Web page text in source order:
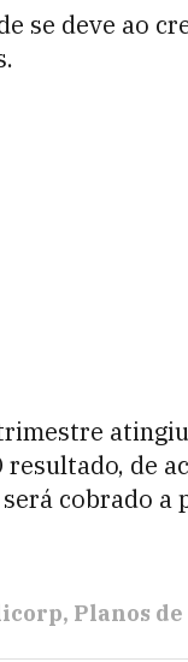
se deve ao
resultado, de
cobrado
Planos